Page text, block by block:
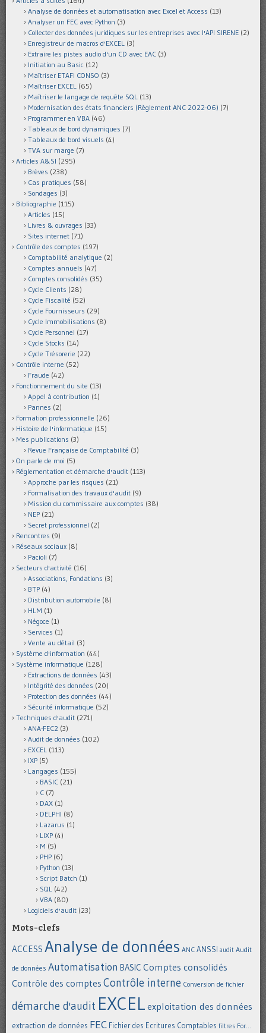
Analyse de données et automatisation avec Excel et Access (13)
Analyser un FEC avec Python (3)
Collecter des données juridiques sur les entreprises avec l'API SIRENE (2)
Enregistreur de macros d'EXCEL (3)
Extraire les pistes audio d'un CD avec EAC (3)
Initiation au Basic (12)
Maîtriser ETAFI CONSO (3)
Maîtriser EXCEL (65)
Maîtriser le langage de requête SQL (13)
Modernisation des états financiers (Règlement ANC 2022-06) (7)
Programmer en VBA (46)
Tableaux de bord dynamiques (7)
Tableaux de bord visuels (4)
TVA sur marge (7)
Articles A&SI (295)
Brèves (238)
Cas pratiques (58)
Sondages (3)
Bibliographie (115)
Articles (15)
Livres & ouvrages (33)
Sites internet (71)
Contrôle des comptes (197)
Comptabilité analytique (2)
Comptes annuels (47)
Comptes consolidés (35)
Cycle Clients (28)
Cycle Fiscalité (52)
Cycle Fournisseurs (29)
Cycle Immobilisations (8)
Cycle Personnel (17)
Cycle Stocks (14)
Cycle Trésorerie (22)
Contrôle interne (52)
Fraude (42)
Fonctionnement du site (13)
Appel à contribution (1)
Pannes (2)
Formation professionnelle (26)
Histoire de l'informatique (15)
Mes publications (3)
Revue Française de Comptabilité (3)
On parle de moi (5)
Réglementation et démarche d'audit (113)
Approche par les risques (21)
Formalisation des travaux d'audit (9)
Mission du commissaire aux comptes (38)
NEP (21)
Secret professionnel (2)
Rencontres (9)
Réseaux sociaux (8)
Pacioli (7)
Secteurs d'activité (16)
Associations, Fondations (3)
BTP (4)
Distribution automobile (8)
HLM (1)
Négoce (1)
Services (1)
Vente au détail (3)
Système d'information (44)
Système informatique (128)
Extractions de données (43)
Intégrité des données (20)
Protection des données (44)
Sécurité informatique (52)
Techniques d'audit (271)
ANA-FEC2 (3)
Audit de données (102)
EXCEL (113)
IXP (5)
Langages (155)
BASIC (21)
C (7)
DAX (1)
DELPHI (8)
Lazarus (1)
LIXP (4)
M (5)
PHP (6)
Python (13)
Script Batch (1)
SQL (42)
VBA (80)
Logiciels d'audit (23)
Mots-clefs
ACCESS Analyse de données ANC ANSSI audit Audit
de données Automatisation BASIC Comptes consolidés
Contrôle des comptes Contrôle interne Conversion de fichier
démarche d'audit EXCEL exploitation des données
extraction de données FEC Fichier des Ecritures Comptables filtres For...